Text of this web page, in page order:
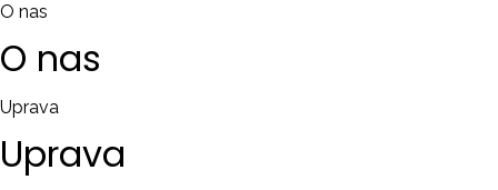
O nas
O nas
Uprava
Uprava